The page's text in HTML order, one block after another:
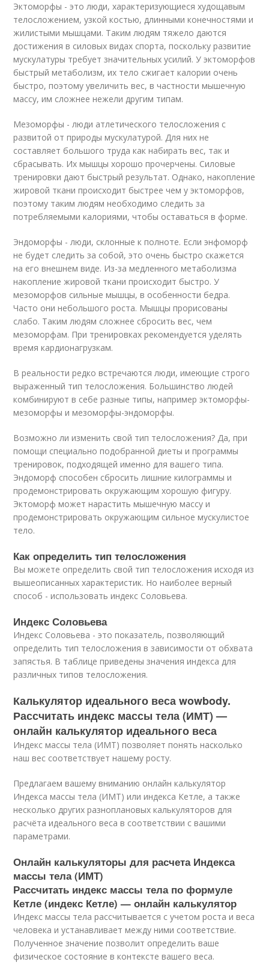
Эктоморфы - это люди, характеризующиеся худощавым
телосложением, узкой костью, длинными конечностями и
жилистыми мышцами. Таким людям тяжело даются
достижения в силовых видах спорта, поскольку развитие
мускулатуры требует значительных усилий. У эктоморфов
быстрый метаболизм, их тело сжигает калории очень
быстро, поэтому увеличить вес, в частности мышечную
массу, им сложнее нежели другим типам.
Мезоморфы - люди атлетического телосложения с
развитой от природы мускулатурой. Для них не
составляет большого труда как набирать вес, так и
сбрасывать. Их мышцы хорошо прочерчены. Силовые
тренировки дают быстрый результат. Однако, накопление
жировой ткани происходит быстрее чем у эктоморфов,
поэтому таким людям необходимо следить за
потребляемыми калориями, чтобы оставаться в форме.
Эндоморфы - люди, склонные к полноте. Если энфоморф
не будет следить за собой, это очень быстро скажется
на его внешнем виде. Из-за медленного метаболизма
накопление жировой ткани происходит быстро. У
мезоморфов сильные мышцы, в особенности бедра.
Часто они небольшого роста. Мышцы прорисованы
слабо. Таким людям сложнее сбросить вес, чем
мезоморфам. При тренировках рекомендуется уделять
время кардионагрузкам.
В реальности редко встречаются люди, имеющие строго
выраженный тип телосложения. Большинство людей
комбинируют в себе разные типы, например эктоморфы-
мезоморфы и мезоморфы-эндоморфы.
Возможно ли изменить свой тип телосложения? Да, при
помощи специально подобранной диеты и программы
тренировок, подходящей именно для вашего типа.
Эндоморф способен сбросить лишние килограммы и
продемонстрировать окружающим хорошую фигуру.
Эктоморф может нарастить мышечную массу и
продемонстрировать окружающим сильное мускулистое
тело.
Как определить тип телосложения
Вы можете определить свой тип телосложения исходя из
вышеописанных характеристик. Но наиболее верный
способ - использовать индекс Соловьева.
Индекс Соловьева
Индекс Соловьева - это показатель, позволяющий
определить тип телосложения в зависимости от обхвата
запястья. В таблице приведены значения индекса для
различных типов телосложения.
Калькулятор идеального веса wowbody.
Рассчитать индекс массы тела (ИМТ) —
онлайн калькулятор идеального веса
Индекс массы тела (ИМТ) позволяет понять насколько
наш вес соответствует нашему росту.
Предлагаем вашему вниманию онлайн калькулятор
Индекса массы тела (ИМТ) или индекса Кетле, а также
несколько других разноплановых калькуляторов для
расчёта идеального веса в соответствии с вашими
параметрами.
Онлайн калькуляторы для расчета Индекса
массы тела (ИМТ)
Рассчитать индекс массы тела по формуле
Кетле (индекс Кетле) — онлайн калькулятор
Индекс массы тела рассчитывается с учетом роста и веса
человека и устанавливает между ними соответствие.
Полученное значение позволит определить ваше
физическое состояние в контексте вашего веса.